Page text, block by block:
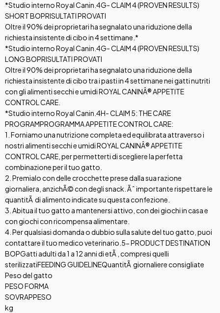
*Studio interno Royal Canin. 4G- CLAIM 4 (PROVEN RESULTS)
SHORT BOPRISULTATI PROVATI
Oltre il 90% dei proprietari ha segnalato una riduzione della
richiesta insistente di cibo in 4 settimane.*
*Studio interno Royal Canin. 4G- CLAIM 4 (PROVEN RESULTS)
LONG BOPRISULTATI PROVATI
Oltre il 90% dei proprietari ha segnalato una riduzione della
richiesta insistente di cibo tra i pasti in 4 settimane nei gatti nutriti
con gli alimenti secchi e umidi ROYAL CANINÂ® APPETITE
CONTROL CARE.
*Studio interno Royal Canin. 4H- CLAIM 5: THE CARE
PROGRAMPROGRAMMA APPETITE CONTROL CARE:
1. Forniamo una nutrizione completa ed equilibrata attraverso i
nostri alimenti secchi e umidi ROYAL CANINÂ® APPETITE
CONTROL CARE, per permetterti di scegliere la perfetta
combinazione per il tuo gatto.
2. Premialo con delle crocchette prese dalla sua razione
giornaliera, anzichÃ© con degli snack. Ãˆ importante rispettare le
quantitÃ di alimento indicate su questa confezione.
3. Abitua il tuo gatto a mantenersi attivo, con dei giochi in casa e
con giochi con ricompensa alimentare.
4. Per qualsiasi domanda o dubbio sulla salute del tuo gatto, puoi
contattare il tuo medico veterinario. 5- PRODUCT DESTINATION
BOPGatti adulti da 1 a 12 anni di etÃ , compresi quelli
sterilizzatiFEEDING GUIDELINEQuantitÃ giornaliere consigliate
Peso del gatto
PESO FORMA
SOVRAPPESO
kg